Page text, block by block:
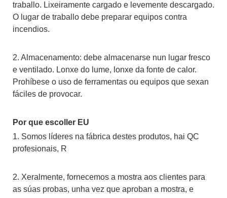
traballo. Lixeiramente cargado e levemente descargado.
O lugar de traballo debe preparar equipos contra
incendios.
2. Almacenamento: debe almacenarse nun lugar fresco
e ventilado. Lonxe do lume, lonxe da fonte de calor.
Prohíbese o uso de ferramentas ou equipos que sexan
fáciles de provocar.
Por que escoller EU
1. Somos líderes na fábrica destes produtos, hai QC
profesionais, R
2. Xeralmente, fornecemos a mostra aos clientes para
as súas probas, unha vez que aproban a mostra, e